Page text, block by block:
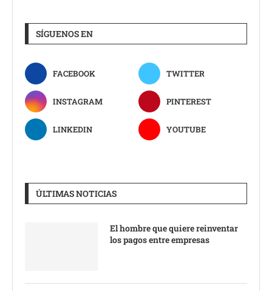
SÍGUENOS EN
FACEBOOK TWITTER
INSTAGRAM PINTEREST
LINKEDIN YOUTUBE
ÚLTIMAS NOTICIAS
El hombre que quiere reinventar
los pagos entre empresas